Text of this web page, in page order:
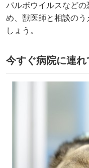
パルボウイルスなど
め、獣医師と相談のう
しょう。
今すぐ病院に連